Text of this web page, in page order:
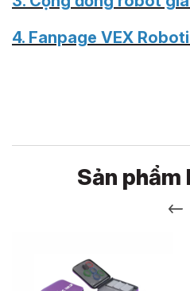
4. Fanpage VEX
Sản phẩm